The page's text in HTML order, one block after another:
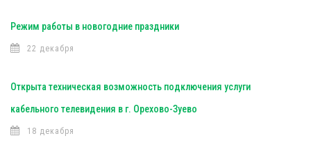
Режим работы в новогодние праздники
22 декабря
Открыта техническая возможность подключения услуги
кабельного телевидения в г. Орехово-Зуево
18 декабря